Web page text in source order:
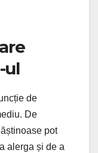
ul
de
De
pot
alerga și de a